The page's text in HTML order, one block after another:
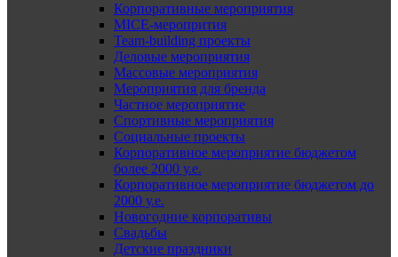
Корпоративные мероприятия
MICE-меропрития
Team-building проекты
Деловые мероприятия
Массовые мероприятия
Мероприятия для бренда
Частное мероприятие
Спортивные мероприятия
Социальные проекты
Корпоративное мероприятие бюджетом
более 2000 у.е.
Корпоративное мероприятие бюджетом до
2000 у.е.
Новогодние корпоративы
Свадьбы
Детские праздники